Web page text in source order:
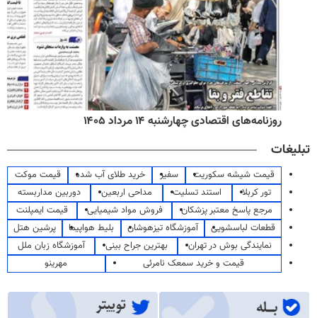
روزنامه‌های اقتصادی چهارشنبه ۱۴ مرداد ۱۴۰۵
تبلیغات
قیمت شیشه سکوریت سفیر خرید طلای آب شده
قیمت موکت
تور کربلا
استند تسلیت مداحی اربعین
دوربین مداربسته
مرجع پاسخ معتبر پزشکان
فروش مواد شیمیایی
قیمت ایمپلنت
قطعات لباسشویی
آموزشگاه تیزهوشان بلیط هواپیما
پرشین هتل
نمایندگی بوش در تهران
بهترین جراح بینی
آموزشگاه زبان ملل
قیمت و خرید سمعک نامرئی
مهرینو